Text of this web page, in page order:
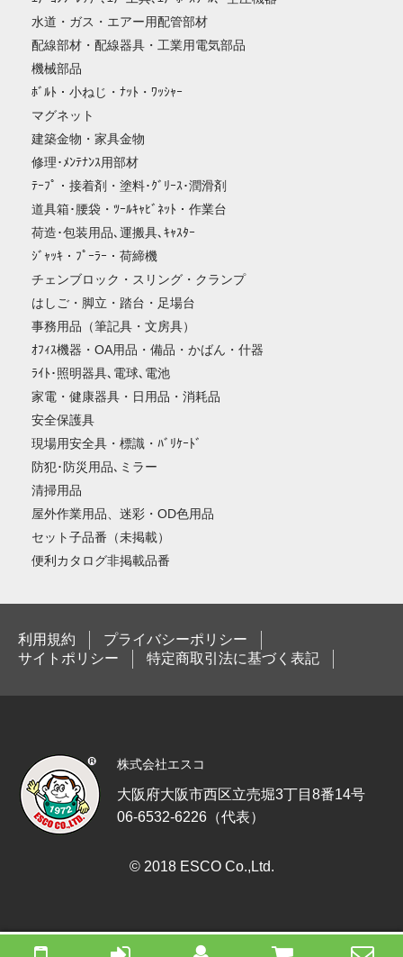
水道・ガス・エアー用配管部材
配線部材・配線器具・工業用電気部品
機械部品
ﾎﾞﾙﾄ・小ねじ・ﾅｯﾄ・ﾜｯｼｬｰ
マグネット
建築金物・家具金物
修理･ﾒﾝﾃﾅﾝｽ用部材
ﾃｰﾌﾟ・接着剤・塗料･ｸﾞﾘｰｽ･潤滑剤
道具箱･腰袋・ﾂｰﾙｷｬﾋﾞﾈｯﾄ・作業台
荷造･包装用品､運搬具､ｷｬｽﾀｰ
ｼﾞｬｯｷ・ﾌﾟｰﾗｰ・荷締機
チェンブロック・スリング・クランプ
はしご・脚立・踏台・足場台
事務用品（筆記具・文房具）
ｵﾌｨｽ機器・OA用品・備品・かばん・什器
ﾗｲﾄ･照明器具､電球､電池
家電・健康器具・日用品・消耗品
安全保護具
現場用安全具・標識・ﾊﾞﾘｹｰﾄﾞ
防犯･防災用品､ミラー
清掃用品
屋外作業用品、迷彩・OD色用品
セット子品番（未掲載）
便利カタログ非掲載品番
利用規約
プライバシーポリシー
サイトポリシー
特定商取引法に基づく表記
株式会社エスコ
大阪府大阪市西区立売堀3丁目8番14号
06-6532-6226（代表）
© 2018 ESCO Co.,Ltd.